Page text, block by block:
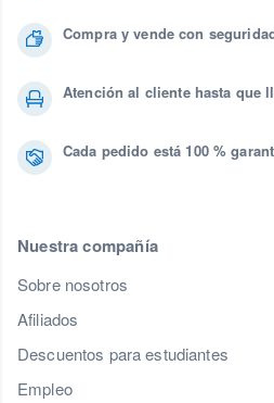
Compra y vende con
Atención al cliente hasta que
Cada pedido está 100 %
Nuestra compañía
Sobre nosotros
Afiliados
Descuentos para estudiantes
Empleo